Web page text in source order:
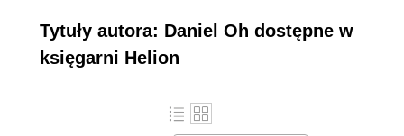
Tytuły autora: Daniel Oh dostępne w
księgarni Helion